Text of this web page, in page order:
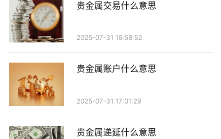
2. 低门槛：许多td贵金属平台允许投资者以较小的
资金进行交易，这降低了投资的门槛。对于没有太多资
金的投资者来说，td贵金属提供了一个进入贵金属市场
3. 多样化的投资选择：td贵金属交易不仅限于黄金
和白银，投资者还可以选择铂金、钯金等其他贵金属。
能力和市场趋势进行灵活布局。
贵金属交易什么意思
2025-07-31 16:58:52
贵金属账户什么意思
2025-07-31 17:01:29
贵金属递延什么意思